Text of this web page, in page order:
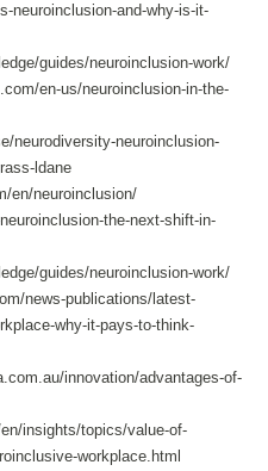
neuroinclusion-and-why-is-it-
guides/neuroinclusion-work/
en-us/neuroinclusion-in-the-
neurodiversity-neuroinclusion-
ldane
en/neuroinclusion/
the-next-shift-in-
guides/neuroinclusion-work/
news-publications/latest-
why-it-pays-to-think-
innovation/advantages-of-
insights/topics/value-of-
workplace.html